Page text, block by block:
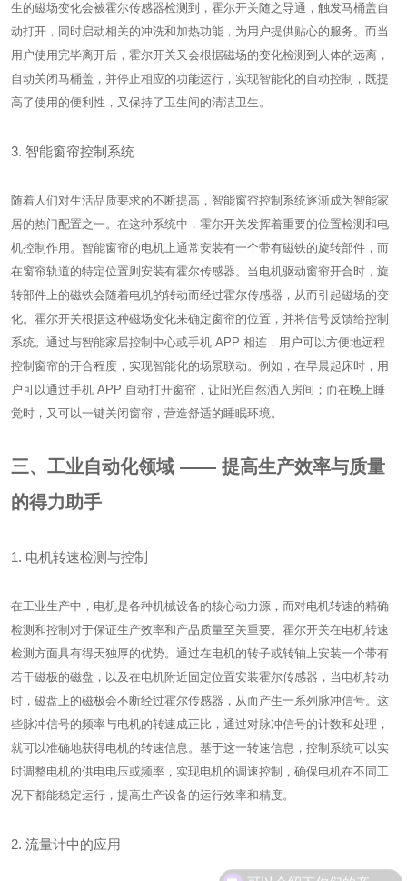
生的磁场变化会被霍尔传感器检测到，霍尔开关随之导通，触发马桶盖自
动打开，同时启动相关的冲洗和加热功能，为用户提供贴心的服务。而当
用户使用完毕离开后，霍尔开关又会根据磁场的变化检测到人体的远离，
自动关闭马桶盖，并停止相应的功能运行，实现智能化的自动控制，既提
高了使用的便利性，又保持了卫生间的清洁卫生。
3. 智能窗帘控制系统
随着人们对生活品质要求的不断提高，智能窗帘控制系统逐渐成为智能家
居的热门配置之一。在这种系统中，霍尔开关发挥着重要的位置检测和电
机控制作用。智能窗帘的电机上通常安装有一个带有磁铁的旋转部件，而
在窗帘轨道的特定位置则安装有霍尔传感器。当电机驱动窗帘开合时，旋
转部件上的磁铁会随着电机的转动而经过霍尔传感器，从而引起磁场的变
化。霍尔开关根据这种磁场变化来确定窗帘的位置，并将信号反馈给控制
系统。通过与智能家居控制中心或手机 APP 相连，用户可以方便地远程
控制窗帘的开合程度，实现智能化的场景联动。例如，在早晨起床时，用
户可以通过手机 APP 自动打开窗帘，让阳光自然洒入房间；而在晚上睡
觉时，又可以一键关闭窗帘，营造舒适的睡眠环境。
三、工业自动化领域 —— 提高生产效率与质量
的得力助手
1. 电机转速检测与控制
在工业生产中，电机是各种机械设备的核心动力源，而对电机转速的精确
检测和控制对于保证生产效率和产品质量至关重要。霍尔开关在电机转速
检测方面具有得天独厚的优势。通过在电机的转子或转轴上安装一个带有
若干磁极的磁盘，以及在电机附近固定位置安装霍尔传感器，当电机转动
时，磁盘上的磁极会不断经过霍尔传感器，从而产生一系列脉冲信号。这
些脉冲信号的频率与电机的转速成正比，通过对脉冲信号的计数和处理，
就可以准确地获得电机的转速信息。基于这一转速信息，控制系统可以实
时调整电机的供电电压或频率，实现电机的调速控制，确保电机在不同工
况下都能稳定运行，提高生产设备的运行效率和精度。
2. 流量计中的应用